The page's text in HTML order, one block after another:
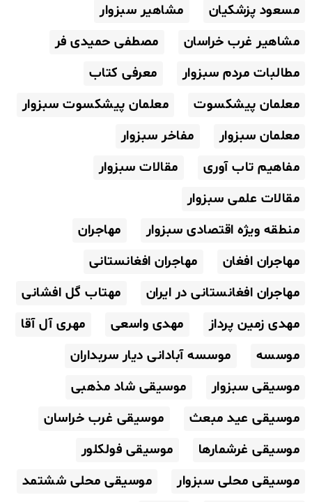
مسعود پزشکیان
مشاهیر سبزوار
مشاهیر غرب خراسان
مصطفی حمیدی فر
مطالبات مردم سبزوار
معرفی کتاب
معلمان پیشکسوت
معلمان پیشکسوت سبزوار
معلمان سبزوار
مفاخر سبزوار
مفاهیم تاب آوری
مقالات سبزوار
مقالات علمی سبزوار
منطقه ویژه اقتصادی سبزوار
مهاجران
مهاجران افغان
مهاجران افغانستانی
مهاجران افغانستانی در ایران
مهتاب گل افشانی
مهدی زمین پرداز
مهدی واسعی
مهری آل آقا
موسسه
موسسه آبادانی دیار سربداران
موسیقی سبزوار
موسیقی شاد مذهبی
موسیقی عید مبعث
موسیقی غرب خراسان
موسیقی غرشمارها
موسیقی فولکلور
موسیقی محلی سبزوار
موسیقی محلی ششتمد